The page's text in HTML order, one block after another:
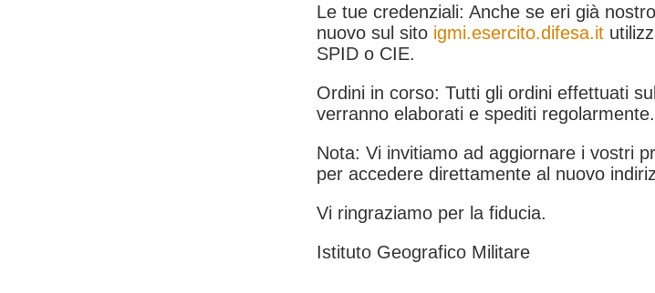
Le tue credenziali: Anche se eri già
nuovo sul sito igmi.esercito.difesa.it
SPID o CIE.
Ordini in corso: Tutti gli ordini effettuati
verranno elaborati e spediti regolarmente.
Nota: Vi invitiamo ad aggiornare i vostri
per accedere direttamente al nuovo
Vi ringraziamo per la fiducia.
Istituto Geografico Militare